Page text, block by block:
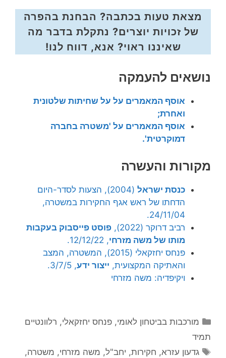
מצאת טעות בכתבה? הבחנת בהפרה
של זכויות יוצרים? נתקלת בדבר מה
שאיננו ראוי? אנא, דווח לנו!
נושאים להעמקה
אוסף המאמרים על על שחיתות שלטונית
ואחרת;
אוסף המאמרים על 'משטרה בחברה
דמוקרטית'.
מקורות והעשרה
כנסת ישראל
(2004), הצעות לסדר-היום
הדחתו של ראש אגף החקירות במשטרה,
24/11/04.
רביב דרוקר (2022),
פוסט פייסבוק בעקבות
מותו של משה מזרחי, 12/12/22.
פנחס יחזקאלי (2015), המשטרה, המצב
והאתיקה המקצועית, ייצור ידע, 3/7/5.
ויקיפדיה: משה מזרחי
קטגוריות
מורכבות בביטחון לאומי,פנחס יחזקאלי, רלוונטיים
תמיד
תגיות
גדעון עזרא, חקירות, יחב"ל, משה מזרחי, משטרה,